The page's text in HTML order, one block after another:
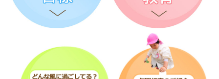
園バスに乗ることが、初めてのお友だちもたくさ
約束をきちんと守って、乗ることができました。
帰りのバスは、疲れて寝たお友だちがたくさんい
たね。
初めての園外保育、とっても楽しかったね！